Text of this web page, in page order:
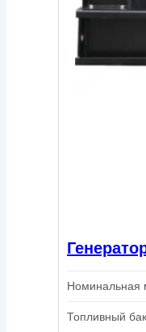
Номинальная
Топливный бак